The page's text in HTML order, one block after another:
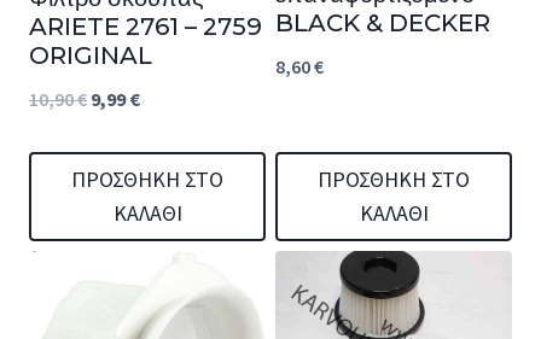
ARIETE 2761 – 2759
ORIGINAL
10,90€ Original
was:
10,90 €.
9,99€Η
τιμή
είναι:
9,99 €.
ΠΡΟΣΘΉΚΗ ΣΤΟ
ΚΑΛΆΘΙ
BLACK & DECKER
8,60€
ΠΡΟΣΘΉΚΗ ΣΤΟ
ΚΑΛΆΘΙ